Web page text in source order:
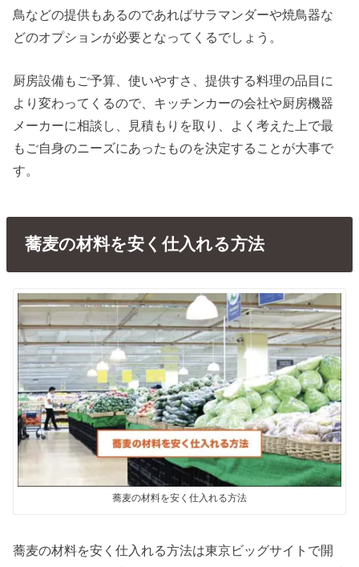
鳥などの提供もあるのであればサラマンダーや焼鳥器な
どのオプションが必要となってくるでしょう。
厨房設備もご予算、使いやすさ、提供する料理の品目に
より変わってくるので、キッチンカーの会社や厨房機器
メーカーに相談し、見積もりを取り、よく考えた上で最
もご自身のニーズにあったものを決定することが大事で
す。
蕎麦の材料を安く仕入れる方法
蕎麦の材料を安く仕入れる方法
蕎麦の材料を安く仕入れる方法は東京ビッグサイトで開